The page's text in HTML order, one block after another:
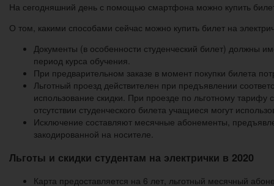
На сегодняшний день с помощью смартфона можно купить
О том, какими способами сейчас можно купить билет на
Документы (в особенности студенческий билет) должны
период курса обучения.
При предварительном заказе в момент покупки билета
Льготный проезд действителен при предъявлении
использование скидки. При проезде по льготному
отсутствии студенческого билета учащиеся могут
Исключение составляют месячные абонементы,
закодированной на носителе.
Льготы и скидки студентам на электрички в 2020
Карта предоставляется на 6 лет, льготный месячный